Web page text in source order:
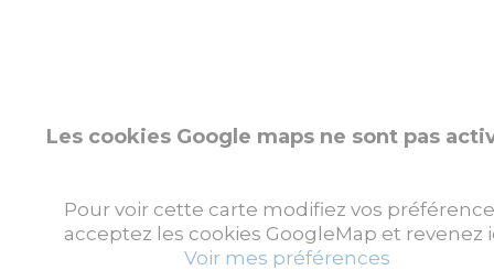
Les cookies Google maps ne sont pas
Pour voir cette carte modifiez vos
acceptez les cookies GoogleMap et revenez
Voir mes préférences